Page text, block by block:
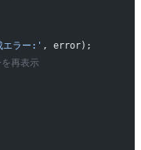
エラー:' , error);
再表示